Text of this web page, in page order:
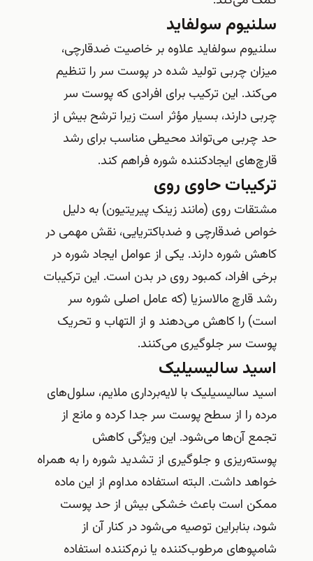
سلنیوم سولفاید
سلنیوم سولفاید علاوه بر خاصیت ضدقارچی،
میزان چربی تولید شده در پوست سر را تنظیم
می‌کند. این ترکیب برای افرادی که پوست سر
چربی دارند، بسیار مؤثر است زیرا ترشح بیش از
حد چربی می‌تواند محیطی مناسب برای رشد
قارچ‌های ایجادکننده شوره فراهم کند.
ترکیبات حاوی روی
مشتقات روی (مانند زینک پیریتیون) به دلیل
خواص ضدقارچی و ضدباکتریایی، نقش مهمی در
کاهش شوره دارند. یکی از عوامل ایجاد شوره در
برخی افراد، کمبود روی در بدن است. این ترکیبات
رشد قارچ مالاسزیا (که عامل اصلی شوره سر
است) را کاهش می‌دهند و از التهاب و تحریک
پوست سر جلوگیری می‌کنند.
اسید سالیسیلیک
اسید سالیسیلیک با لایه‌برداری ملایم، سلول‌های
مرده را از سطح پوست سر جدا کرده و مانع از
تجمع آن‌ها می‌شود. این ویژگی کاهش
پوسته‌ریزی و جلوگیری از تشدید شوره را به همراه
خواهد داشت. البته استفاده مداوم از این ماده
ممکن است باعث خشکی بیش از حد پوست
شود، بنابراین توصیه می‌شود در کنار آن از
شامپوهای مرطوب‌کننده یا نرم‌کننده استفاده